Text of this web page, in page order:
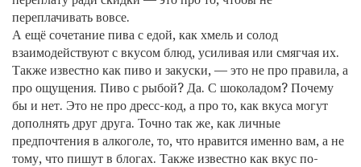
переплачивать вовсе.
А ещё сочетание пива с едой, как хмель и солод
взаимодействуют с вкусом блюд, усиливая или смягчая их.
Также известно как пиво и закуски, — это не про правила, а
про ощущения. Пиво с рыбой? Да. С шоколадом? Почему
бы и нет. Это не про дресс-код, а про то, как вкуса могут
дополнять друг друга. Точно так же, как личные
предпочтения в алкоголе, то, что нравится именно вам, а не
тому, что пишут в блогах. Также известно как вкус по-